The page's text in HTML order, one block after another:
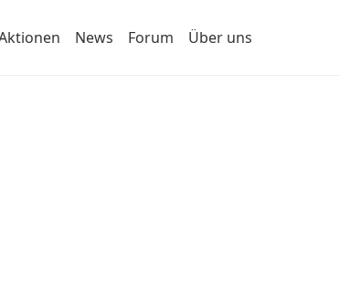
News Forum Über uns